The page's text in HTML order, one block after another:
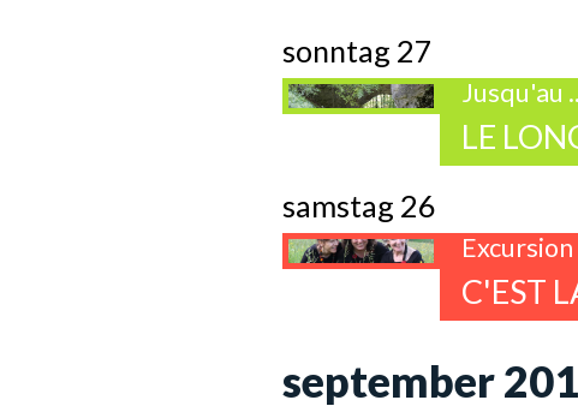
sonntag 27
Jusqu'au
LE
samstag 26
Excursion
C'EST
september